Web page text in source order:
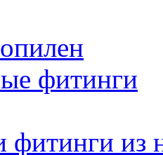
фитинги
фитинги из